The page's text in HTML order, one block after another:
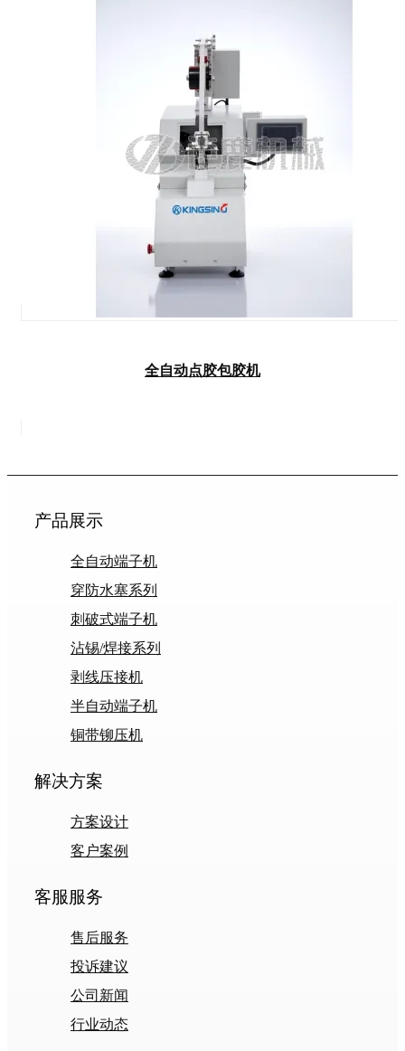
全自动点胶包胶机
产品展示
全自动端子机
穿防水塞系列
刺破式端子机
沾锡/焊接系列
剥线压接机
半自动端子机
铜带铆压机
解决方案
方案设计
客户案例
客服服务
售后服务
投诉建议
公司新闻
行业动态